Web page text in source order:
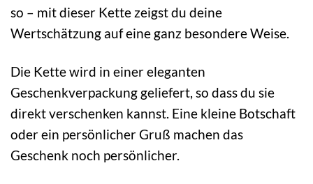
so – mit dieser Kette zeigst du deine
Wertschätzung auf eine ganz besondere Weise.
Die Kette wird in einer eleganten
Geschenkverpackung geliefert, so dass du sie
direkt verschenken kannst. Eine kleine Botschaft
oder ein persönlicher Gruß machen das
Geschenk noch persönlicher.